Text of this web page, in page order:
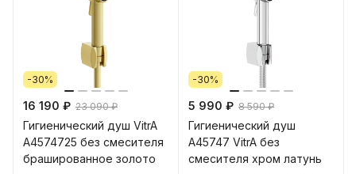
-30%
16 190 ₽ 23 090 ₽
Гигиенический душ VitrA
A4574725 без смесителя
брашированное золото
-30%
5 990 ₽ 8 590 ₽
Гигиенический душ
A45747 VitrA без
смесителя хром латунь